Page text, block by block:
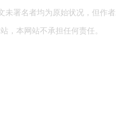
署名者均为原始状况，但作者
，本网站不承担任何责任。